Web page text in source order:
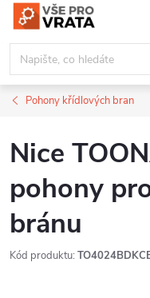
Přejít
obsah
Pohony křídlových bran
Nice
pohony
bránu
Kód produktu: